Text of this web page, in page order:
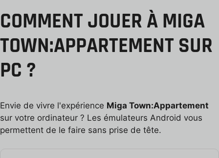
COMMENT JOUER À MIGA
TOWN:APPARTEMENT SUR
PC ?
Envie de vivre l'expérience Miga Town:Appartement
sur votre ordinateur ? Les émulateurs Android vous
permettent de le faire sans prise de tête.